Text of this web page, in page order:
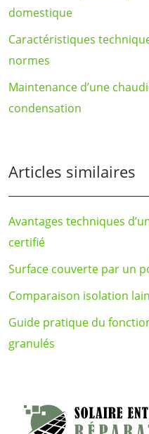
domestique
Caractéristiques
normes
Maintenance d’une
condensation
Articles similaires
Avantages techniques
certifié
Surface couverte par un
Comparaison isolation
Guide pratique du
granulés